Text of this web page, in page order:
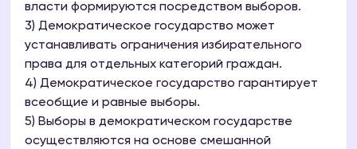
власти формируются посредством выборов.
3) Демократическое государство может
устанавливать ограничения избирательного
права для отдельных категорий граждан.
4) Демократическое государство гарантирует
всеобщие и равные выборы.
5) Выборы в демократическом государстве
осуществляются на основе смешанной